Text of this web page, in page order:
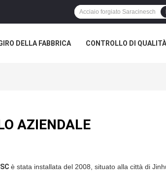
DELLA FABBRICA CONTROLLO DI QUALITÀ
AZIENDALE
è stata installata del 2008, situato alla città di